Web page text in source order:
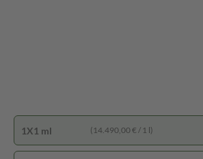
1X1 ml (14.490,00 € / 1 l)